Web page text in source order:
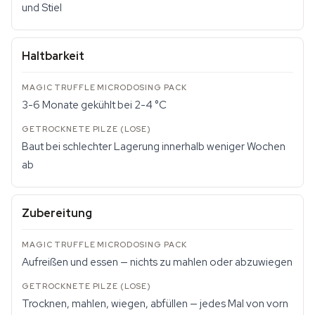
und Stiel
Haltbarkeit
3-6 Monate gekühlt bei 2-4 °C
Baut bei schlechter Lagerung innerhalb weniger Wochen
ab
Zubereitung
Aufreißen und essen — nichts zu mahlen oder abzuwiegen
Trocknen, mahlen, wiegen, abfüllen — jedes Mal von vorn